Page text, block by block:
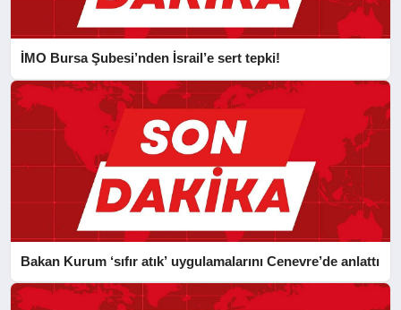
İMO Bursa Şubesi’nden İsrail’e sert tepki!
Bakan Kurum ‘sıfır atık’ uygulamalarını Cenevre’de anlattı